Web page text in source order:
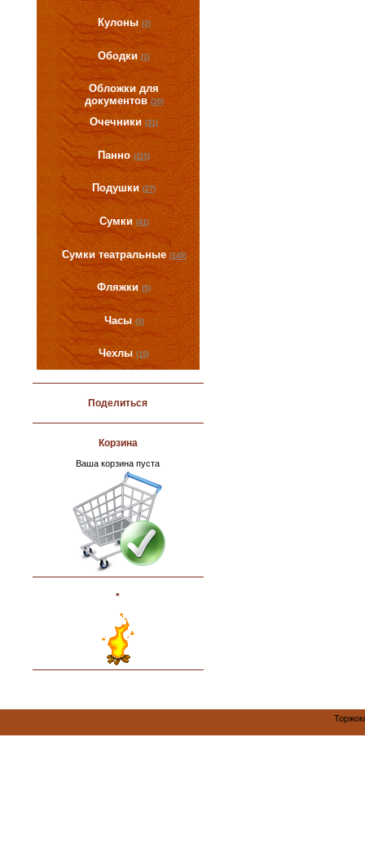
Кулоны (2)
Ободки (1)
Обложки для
документов(20)
Очечники (31)
Панно (115)
Подушки (27)
Сумки (41)
Сумки театральные (145)
Фляжки (5)
Часы (5)
Чехлы (15)
Поделиться
Корзина
Ваша корзина пуста
*